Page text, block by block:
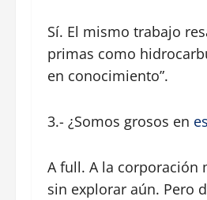
Sí. El mismo trabajo
primas como
en conocimiento”.
3.- ¿Somos grosos en
A full. A la corporación
sin explorar aún. Pero